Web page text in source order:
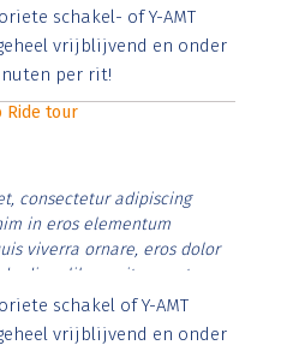
cursus id rutrum lorem
risus tristique posuere.
schakel- of Y-AMT
vrijblijvend en onder
per rit!
Ride tour
consectetur adipiscing
in eros elementum
viverra ornare, eros dolor
diam libero vitae erat.
cursus id rutrum lorem
risus tristique posuere.
schakel of Y-AMT
vrijblijvend en onder